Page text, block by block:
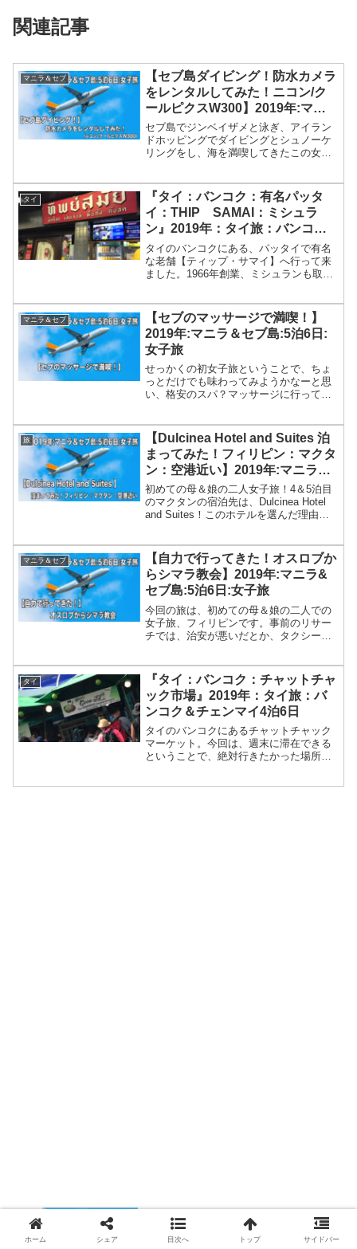
関連記事
マニラ＆セブ
【セブ島ダイビング！防水カメラ
をレンタルしてみた！ニコン/ク
ールピクスW300】2019年:マニ
ラ＆セブ島:5泊6日:女子旅
セブ島でジンベイザメと泳ぎ、アイラン
ドホッピングでダイビングとシュノーケ
リングをし、海を満喫してきたこの女子
レンタル」を利用させてもらいました。
貴重な動画＆写真が撮れて大満足です。
実際に撮影したものも載せてあるのでご
覧ください。
タイ
『タイ：バンコク：有名パッタ
イ：THIP SAMAI：ミシュラ
ン』2019年：タイ旅：バンコク
＆チェンマイ4泊6日
タイのバンコクにある、パッタイで有名
な老舗【ティップ・サマイ】へ行って来
ました。1966年創業、ミシュランも取
マニラ＆セブ
【セブのマッサージで満喫！】
2019年:マニラ＆セブ島:5泊6日:
女子旅
せっかくの初女子旅ということで、ちょ
っとだけでも味わってみようかなーと思
い、格安のスパ？マッサージに行って来
IMPERIAL SPAの２軒です。日本に比べ
たらとっても安くてオススメです。
旅
【Dulcinea Hotel and Suites 泊
まってみた！フィリピン：マクタ
ン：空港近い】2019年:マニラ＆
セブ島:5泊6日:女子旅 4・5泊目
初めての母＆娘の二人女子旅！4＆5泊目
のマクタンの宿泊先は、Dulcinea Hotel
and Suites！このホテルを選んだ理由
い。ホテルの目の前がショッピングモー
ルなのでめちゃ便利！お部屋は広々して
いてきれいで超快適でした。
マニラ＆セブ
【自力で行ってきた！オスロブか
らシマラ教会】2019年:マニラ&
セブ島:5泊6日:女子旅
今回の旅は、初めての母＆娘の二人での
女子旅、フィリピンです。事前のリサー
チでは、治安が悪いだとか、タクシーで
が、実際は、ぼったくりタクシーには一
度も会いませんでした。治...
タイ
『タイ：バンコク：チャットチャ
ック市場』2019年：タイ旅：バ
ンコク＆チェンマイ4泊6日
タイのバンコクにあるチャットチャック
マーケット。今回は、週末に滞在できる
ということで、絶対行きたかった場所に
【ダイビング：KI Marine Dive Shop】
2019年:マニラ&セブ島:5泊6日:女子旅
ホーム シェア 目次へ トップ サイドバー